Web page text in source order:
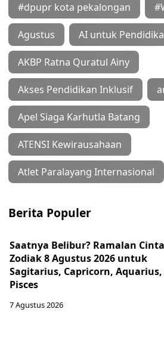
#dpupr kota pekalongan
Agustus AI untuk
AKBP Ratna Quratul Ainy
Akses Pendidikan Inklusif
Apel Siaga Karhutla Batang
ATENSI Kewirausahaan
Atlet Paralayang Internasional
Berita Populer
Saatnya Belibur? Ramalan Cinta
Zodiak 8 Agustus 2026 untuk
Sagitarius, Capricorn,
Pisces
7 Agustus 2026